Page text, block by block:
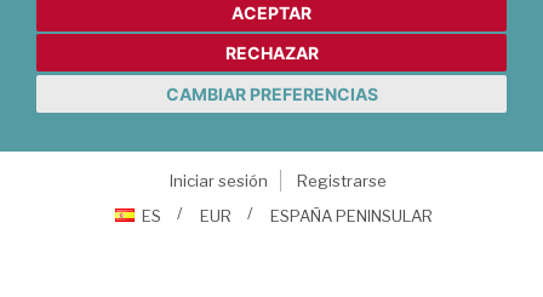
ACEPTAR
RECHAZAR
CAMBIAR PREFERENCIAS
Iniciar sesión
Registrarse
ES
EUR ESPAÑA PENINSULAR